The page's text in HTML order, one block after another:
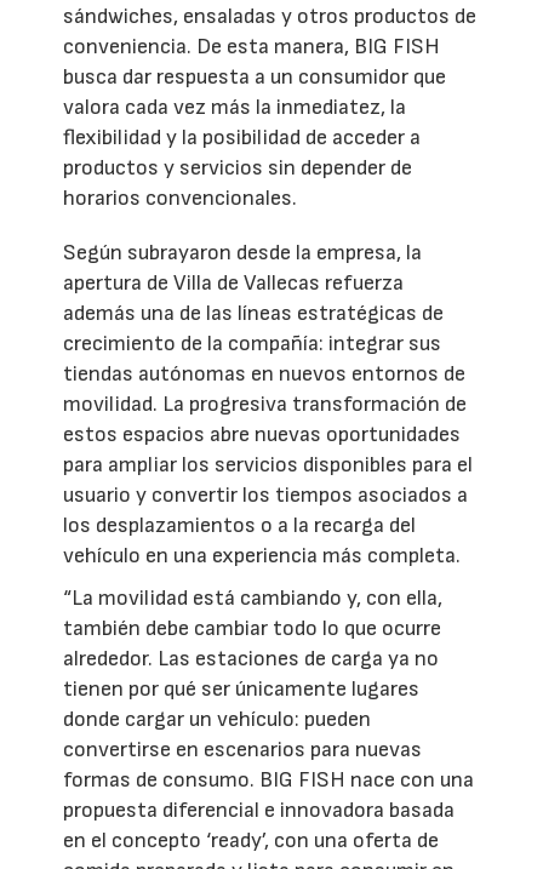
sándwiches, ensaladas y otros productos de
conveniencia. De esta manera, BIG FISH
busca dar respuesta a un consumidor que
valora cada vez más la inmediatez, la
flexibilidad y la posibilidad de acceder a
productos y servicios sin depender de
horarios convencionales.
Según subrayaron desde la empresa, la
apertura de Villa de Vallecas refuerza
además una de las líneas estratégicas de
crecimiento de la compañía: integrar sus
tiendas autónomas en nuevos entornos de
movilidad. La progresiva transformación de
estos espacios abre nuevas oportunidades
para ampliar los servicios disponibles para el
usuario y convertir los tiempos asociados a
los desplazamientos o a la recarga del
vehículo en una experiencia más completa.
“La movilidad está cambiando y, con ella,
también debe cambiar todo lo que ocurre
alrededor. Las estaciones de carga ya no
tienen por qué ser únicamente lugares
donde cargar un vehículo: pueden
convertirse en escenarios para nuevas
formas de consumo. BIG FISH nace con una
propuesta diferencial e innovadora basada
en el concepto ‘ready’, con una oferta de